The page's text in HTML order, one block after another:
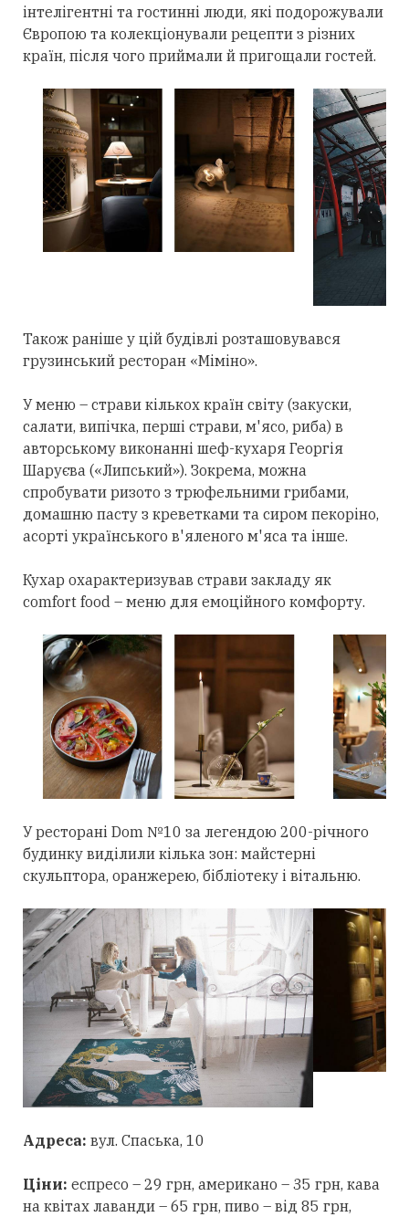
інтелігентні та гостинні люди, які подорожували
Європою та колекціонували рецепти з різних
країн, після чого приймали й пригощали гостей.
Також раніше у цій будівлі розташовувався
грузинський ресторан «Міміно».
Уменю – страви кількох країн світу (закуски,
салати, випічка, перші страви, м'ясо, риба) в
авторському виконанні шеф-кухаря Георгія
Шаруєва («Липський»). Зокрема, можна
спробувати ризото з трюфельними грибами,
домашню пасту з креветками та сиром пекоріно,
асорті українського в'яленого м'яса та інше.
Кухар охарактеризував страви закладу як
comfort food – меню для емоційного комфорту.
У ресторані Dom №10 за легендою 200-річного
будинку виділили кілька зон: майстерні
скульптора, оранжерею, бібліотеку і вітальню.
Адреса: вул. Спаська, 10
Ціни: еспресо – 29 грн, американо – 35 грн, кава
на квітах лаванди – 65 грн, пиво – від 85 грн,